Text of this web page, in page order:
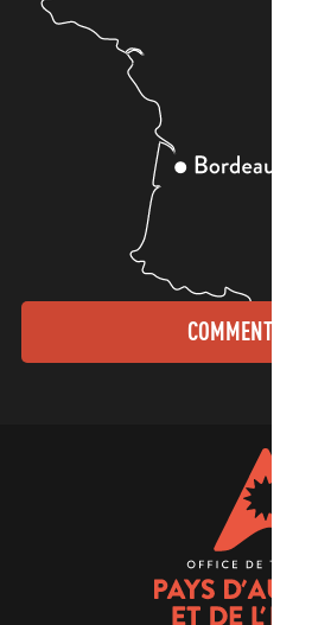
COMMENT VENIR ?